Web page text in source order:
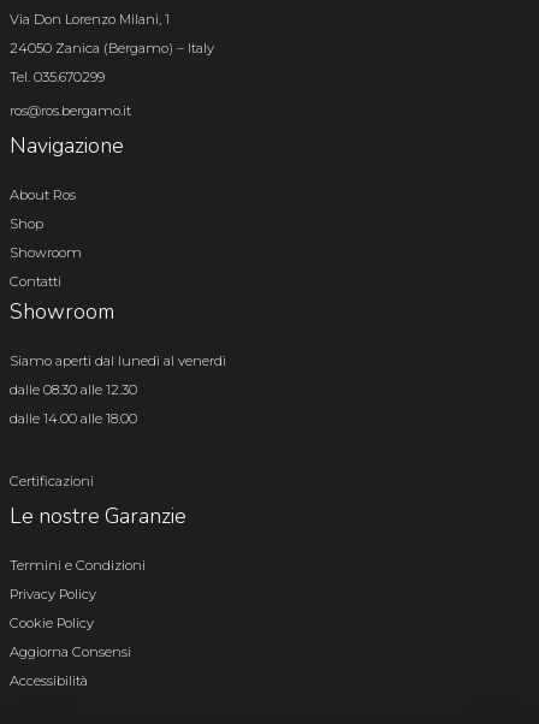
Via Don Lorenzo Milani, 1
24050 Zanica (Bergamo) – Italy
Tel. 035.670299
ros@ros.bergamo.it
Navigazione
About Ros
Shop
Showroom
Contatti
Showroom
Siamo aperti dal lunedì al venerdì
dalle 08.30 alle 12.30
dalle 14.00 alle 18.00
Certificazioni
Le nostre Garanzie
Termini e Condizioni
Privacy Policy
Cookie Policy
Aggiorna Consensi
Accessibilità